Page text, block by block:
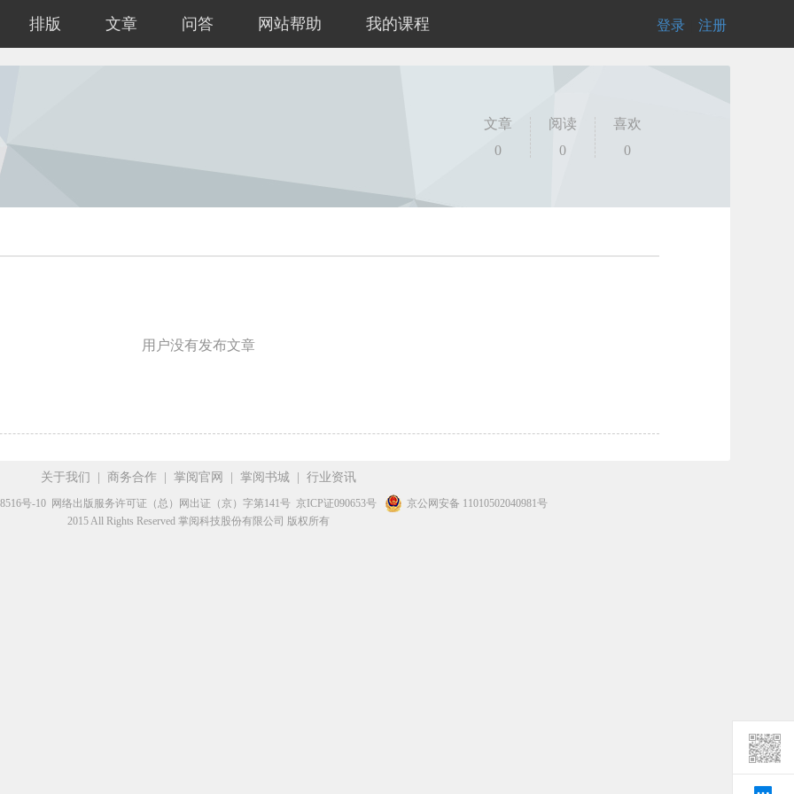
注册
登录
排版 文章 问答 网站帮助 我的课程
喜欢
0
阅读
0
文章
0
用户没有发布文章
关于我们 商务合作 掌阅官网 掌阅书城 行业资讯
号-10 网络出版服务许可证（总）网出证（京）字第141号 京ICP证090653号
京公网安备 11010502040981号
2015 All Rights Reserved 掌阅科技股份有限公司 版权所有